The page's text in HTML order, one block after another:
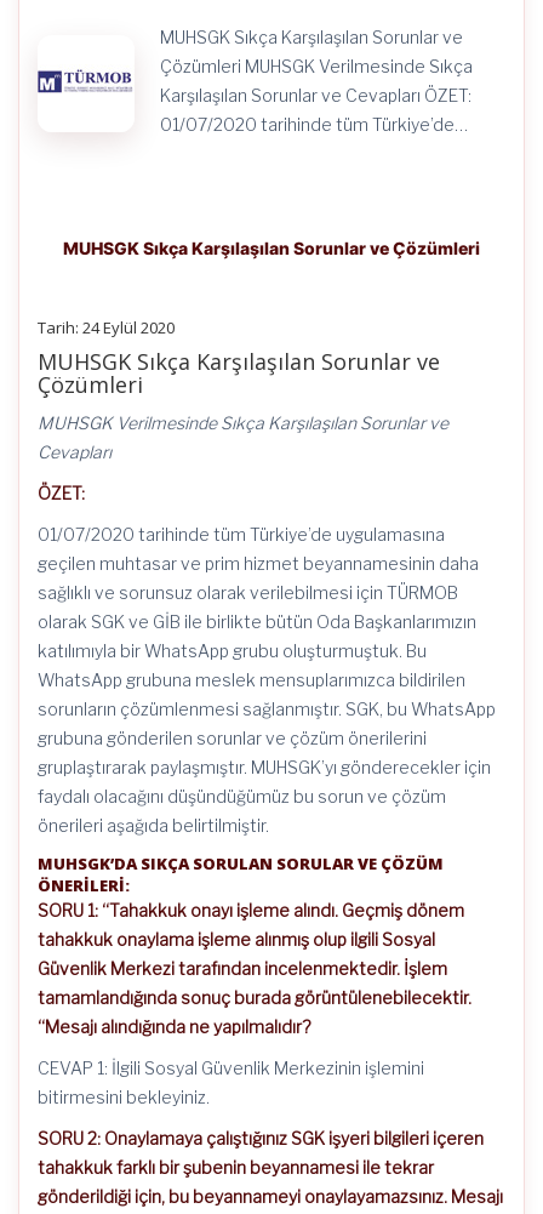
MUHSGK Sıkça Karşılaşılan Sorunlar ve
Çözümleri MUHSGK Verilmesinde Sıkça
Karşılaşılan Sorunlar ve Cevapları ÖZET:
01/07/2020 tarihinde tüm Türkiye’de…
MUHSGK Sıkça Karşılaşılan Sorunlar ve Çözümleri
Tarih: 24 Eylül 2020
MUHSGK Sıkça Karşılaşılan Sorunlar ve
Çözümleri
MUHSGK Verilmesinde Sıkça Karşılaşılan Sorunlar ve
Cevapları
ÖZET:
01/07/2020 tarihinde tüm Türkiye’de uygulamasına
geçilen muhtasar ve prim hizmet beyannamesinin daha
sağlıklı ve sorunsuz olarak verilebilmesi için TÜRMOB
olarak SGK ve GİB ile birlikte bütün Oda Başkanlarımızın
katılımıyla bir WhatsApp grubu oluşturmuştuk. Bu
WhatsApp grubuna meslek mensuplarımızca bildirilen
sorunların çözümlenmesi sağlanmıştır. SGK, bu WhatsApp
grubuna gönderilen sorunlar ve çözüm önerilerini
gruplaştırarak paylaşmıştır. MUHSGK’yı gönderecekler için
faydalı olacağını düşündüğümüz bu sorun ve çözüm
önerileri aşağıda belirtilmiştir.
MUHSGK’DA SIKÇA SORULAN SORULAR VE ÇÖZÜM
ÖNERİLERİ:
SORU 1: “Tahakkuk onayı işleme alındı. Geçmiş dönem
tahakkuk onaylama işleme alınmış olup ilgili Sosyal
Güvenlik Merkezi tarafından incelenmektedir. İşlem
tamamlandığında sonuç burada görüntülenebilecektir.
“Mesajı alındığında ne yapılmalıdır?
CEVAP 1: İlgili Sosyal Güvenlik Merkezinin işlemini
bitirmesini bekleyiniz.
SORU 2: Onaylamaya çalıştığınız SGK işyeri bilgileri içeren
tahakkuk farklı bir şubenin beyannamesi ile tekrar
gönderildiği için, bu beyannameyi onaylayamazsınız. Mesajı